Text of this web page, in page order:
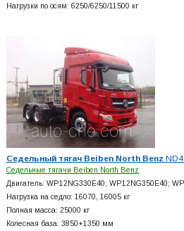
Нагрузки по осям: 6250/6250/11500 кг
Седельный тягач Beiben North Benz
Седельные тягачи Beiben North Benz
Двигатель: WP12NG330E40; WP12NG350E40;
Нагрузка на седло: 16070, 16005 кг
Полная масса: 25000 кг
Колесная база: 3850+1350 мм